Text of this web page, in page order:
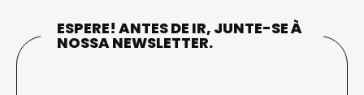
ESPERE! ANTES DE IR, JUNTE-SE À
NOSSA NEWSLETTER.